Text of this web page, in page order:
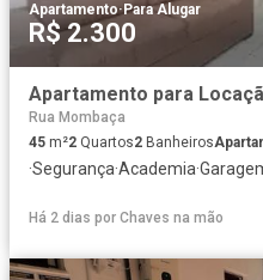
Apartamento·Para Alugar
R$ 2.300
Rua Mombaça
45 m²2 Quartos2 Banheiros
·Segurança·Academia·
Há 2 dias por Chaves na mão